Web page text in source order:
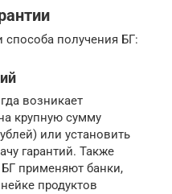
получения БГ:
возникает
крупную сумму
или установить
гарантий. Также
применяют банки,
продуктов